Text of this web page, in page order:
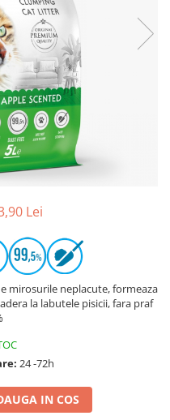
Lei
mirosurile neplacute, formeaza
la labutele pisicii, fara praf
24 -72h
IN COS